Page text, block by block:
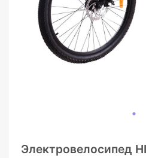
Электровелосипед